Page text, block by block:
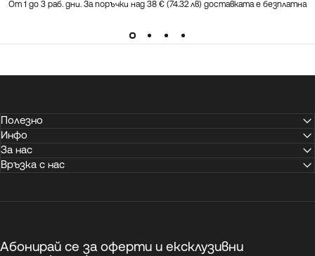
От 1 до 3 раб. дни. За поръчки над 38 € (74.32 лв) доставката е безплатна
Полезно
Инфо
За нас
Връзка с нас
Абонирай се за оферти и ексклузивни